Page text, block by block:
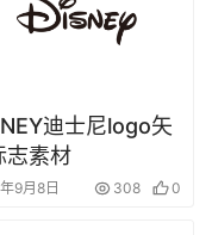
迪士尼logo矢
志素材
9月8日 308 0